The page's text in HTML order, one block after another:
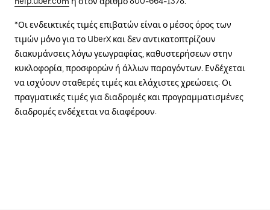
*Οι ενδεικτικές τιμές επιβατών είναι ο μέσος όρος των
τιμών μόνο για το UberX και δεν αντικατοπτρίζουν
διακυμάνσεις λόγω γεωγραφίας, καθυστερήσεων στην
κυκλοφορία, προσφορών ή άλλων παραγόντων. Ενδέχεται
να ισχύουν σταθερές τιμές και ελάχιστες χρεώσεις. Οι
πραγματικές τιμές για διαδρομές και προγραμματισμένες
διαδρομές ενδέχεται να διαφέρουν.